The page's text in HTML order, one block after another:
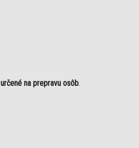
určené na prepravu osôb.